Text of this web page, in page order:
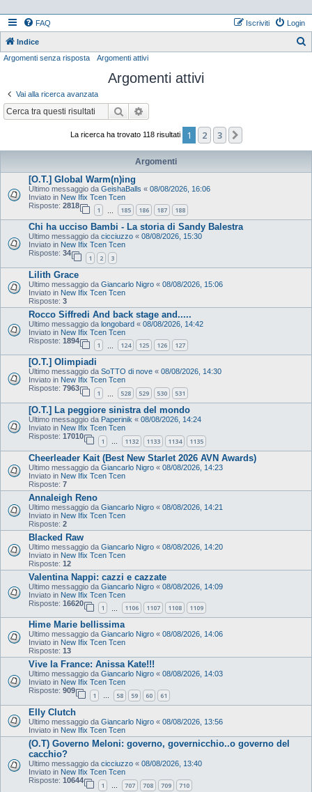
FAQ Login
Iscriviti
Indice
Argomenti senza risposta Argomenti attivi
Argomenti attivi
Vai alla ricerca avanzata
Cerca
La ricerca ha trovato 118 risultati 1 2 3
Argomenti
[O.T.] Global Warm(n)ing
Ultimo messaggio da GeishaBalls « 08/08/2026, 16:06
Inviato in New Ifix Tcen Tcen
Risposte: 2818
1 185 186 187 188
Chi ha ucciso Bambi - La storia di Sandy Balestra
Ultimo messaggio da cicciuzzo « 08/08/2026, 15:30
Inviato in New Ifix Tcen Tcen
Risposte: 34
1 2 3
Lilith Grace
Ultimo messaggio da Giancarlo Nigro « 08/08/2026, 15:06
Inviato in New Ifix Tcen Tcen
Risposte: 3
Rocco Siffredi And back stage and.....
Ultimo messaggio da longobard « 08/08/2026, 14:42
Inviato in New Ifix Tcen Tcen
Risposte: 1894
1 124 125 126 127
[O.T.] Olimpiadi
Ultimo messaggio da SoTTO di nove « 08/08/2026, 14:30
Inviato in New Ifix Tcen Tcen
Risposte: 7963
1 528 529 530 531
[O.T.] La peggiore sinistra del mondo
Ultimo messaggio da Paperinik « 08/08/2026, 14:24
Inviato in New Ifix Tcen Tcen
Risposte: 17010
1 … 1132 1133 1134 1135
Cheerleader Kait (Best New Starlet 2026 AVN Awards)
Ultimo messaggio da Giancarlo Nigro « 08/08/2026, 14:23
Inviato in New Ifix Tcen Tcen
Risposte: 7
Annaleigh Reno
Ultimo messaggio da Giancarlo Nigro « 08/08/2026, 14:21
Inviato in New Ifix Tcen Tcen
Risposte: 2
Blacked Raw
Ultimo messaggio da Giancarlo Nigro « 08/08/2026, 14:20
Inviato in New Ifix Tcen Tcen
Risposte: 12
Valentina Nappi: cazzi e cazzate
Ultimo messaggio da Giancarlo Nigro « 08/08/2026, 14:09
Inviato in New Ifix Tcen Tcen
Risposte: 16620
1 1106 1107 1108 1109
Hime Marie bellissima
Ultimo messaggio da Giancarlo Nigro « 08/08/2026, 14:06
Inviato in New Ifix Tcen Tcen
Risposte: 13
Vive la France: Anissa Kate!!!
Ultimo messaggio da Giancarlo Nigro « 08/08/2026, 14:03
Inviato in New Ifix Tcen Tcen
Risposte: 909
1 … 58 59 60 61
Elly Clutch
Ultimo messaggio da Giancarlo Nigro « 08/08/2026, 13:56
Inviato in New Ifix Tcen Tcen
(O.T) Governo Meloni: governo, governicchio..o governo del
cacchio?
Ultimo messaggio da cicciuzzo « 08/08/2026, 13:40
Inviato in New Ifix Tcen Tcen
Risposte: 10644
1 … 707 708 709 710